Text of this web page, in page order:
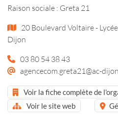
Raison sociale : Greta 21
20 Boulevard Voltaire -
Dijon
03 80 54 38 43
agencecom.greta21@ac-
Voir la fiche complète de
Voir le site web